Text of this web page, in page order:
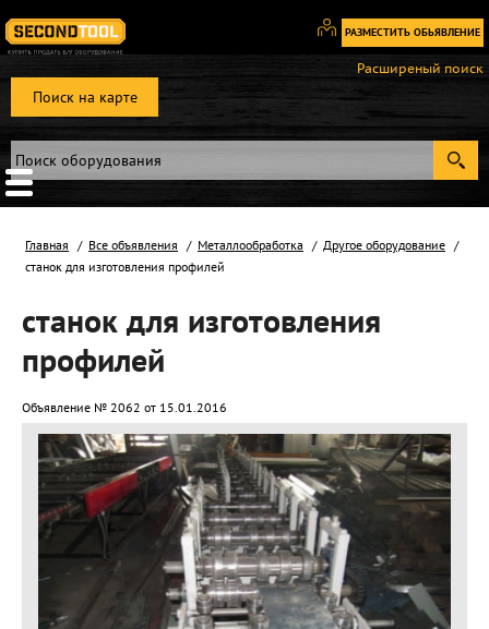
РАЗМЕСТИТЬ ОБЬЯВЛЕНИЕ
Вход
Регистрация
Поиск на карте
Расширеный поиск
Главная Все объявления Металлообработка
Другое оборудование
станок для изготовления профилей
станок для изготовления
профилей
Объявление № 2062 от 15.01.2016